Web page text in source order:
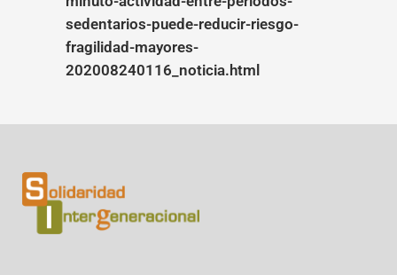
sedentarios-puede-reducir-riesgo-
fragilidad-mayores-
202008240116_noticia.html